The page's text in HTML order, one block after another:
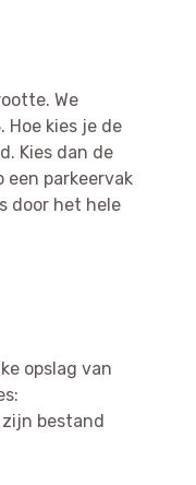
We
kies je de
Kies dan de
parkeervak
door het hele
opslag van
zijn bestand